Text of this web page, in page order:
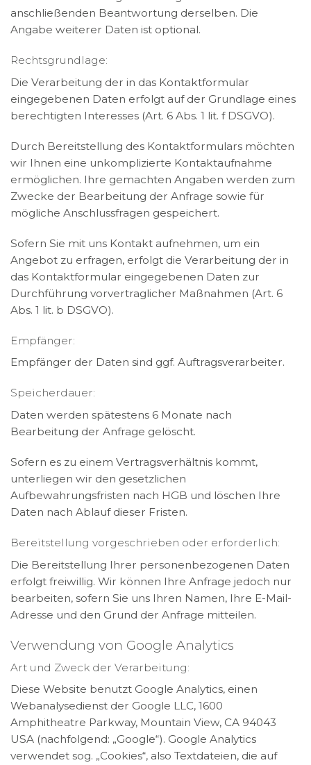
anschließenden Beantwortung derselben. Die
Angabe weiterer Daten ist optional.
Rechtsgrundlage:
Die Verarbeitung der in das Kontaktformular
eingegebenen Daten erfolgt auf der Grundlage eines
berechtigten Interesses (Art. 6 Abs. 1 lit. f DSGVO).
Durch Bereitstellung des Kontaktformulars möchten
wir Ihnen eine unkomplizierte Kontaktaufnahme
ermöglichen. Ihre gemachten Angaben werden zum
Zwecke der Bearbeitung der Anfrage sowie für
mögliche Anschlussfragen gespeichert.
Sofern Sie mit uns Kontakt aufnehmen, um ein
Angebot zu erfragen, erfolgt die Verarbeitung der in
das Kontaktformular eingegebenen Daten zur
Durchführung vorvertraglicher Maßnahmen (Art. 6
Abs. 1 lit. b DSGVO).
Empfänger:
Empfänger der Daten sind ggf. Auftragsverarbeiter.
Speicherdauer:
Daten werden spätestens 6 Monate nach
Bearbeitung der Anfrage gelöscht.
Sofern es zu einem Vertragsverhältnis kommt,
unterliegen wir den gesetzlichen
Aufbewahrungsfristen nach HGB und löschen Ihre
Daten nach Ablauf dieser Fristen.
Bereitstellung vorgeschrieben oder erforderlich:
Die Bereitstellung Ihrer personenbezogenen Daten
erfolgt freiwillig. Wir können Ihre Anfrage jedoch nur
bearbeiten, sofern Sie uns Ihren Namen, Ihre E-Mail-
Adresse und den Grund der Anfrage mitteilen.
Verwendung von Google Analytics
Art und Zweck der Verarbeitung:
Diese Website benutzt Google Analytics, einen
Webanalysedienst der Google LLC, 1600
Amphitheatre Parkway, Mountain View, CA 94043
USA (nachfolgend: „Google“). Google Analytics
verwendet sog. „Cookies“, also Textdateien, die auf